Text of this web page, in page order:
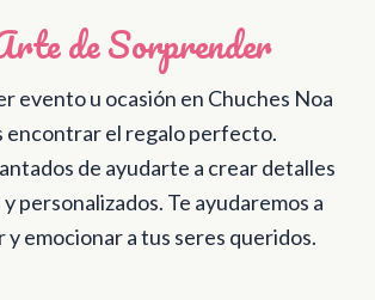
de Sorprender
evento u ocasión en Chuches Noa
encontrar el regalo perfecto.
de ayudarte a crear detalles
personalizados. Te ayudaremos a
emocionar a tus seres queridos.